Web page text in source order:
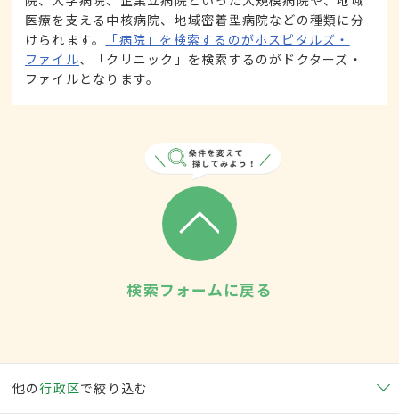
医療を支える中核病院、地域密着型病院などの種類に分
けられます。
「病院」を検索するのがホスピタルズ・
ファイル、「クリニック」を検索するのがドクターズ・
ファイルとなります。
検索フォームに戻る
他の行政区で絞り込む